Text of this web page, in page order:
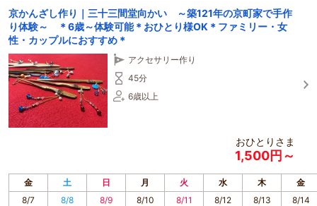
京かんざし作り｜三十三間堂向かい ～築121年の京町家で手作
り体験～ ＊6歳～体験可能＊おひとり様OK＊ファミリー・女
性・カップルにおすすめ＊
アクセサリー作り
45分
6歳以上
おひとりさま
1,500円～
金 土 日 月 火 水 木
金
8/7
8/8 8/9 8/10 8/11 8/12 8/13 8/14